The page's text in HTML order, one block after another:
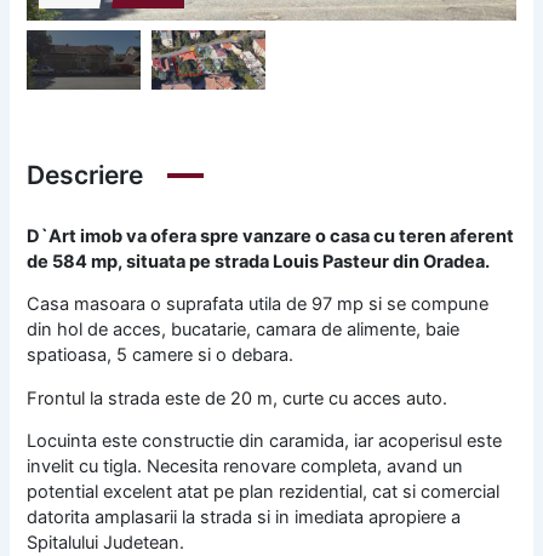
Descriere
D`Art imob va ofera spre vanzare o casa cu teren aferent
de 584 mp, situata pe strada Louis Pasteur din Oradea.
Casa masoara o suprafata utila de 97 mp si se compune
din hol de acces, bucatarie, camara de alimente, baie
spatioasa, 5 camere si o debara.
Frontul la strada este de 20 m, curte cu acces auto.
Locuinta este constructie din caramida, iar acoperisul este
invelit cu tigla. Necesita renovare completa, avand un
potential excelent atat pe plan rezidential, cat si comercial
datorita amplasarii la strada si in imediata apropiere a
Spitalului Judetean.